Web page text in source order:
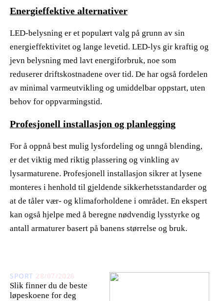
Energieffektive alternativer
LED-belysning er et populært valg på grunn av sin
energieffektivitet og lange levetid. LED-lys gir kraftig og
jevn belysning med lavt energiforbruk, noe som
reduserer driftskostnadene over tid. De har også fordelen
av minimal varmeutvikling og umiddelbar oppstart, uten
behov for oppvarmingstid.
Profesjonell installasjon og planlegging
For å oppnå best mulig lysfordeling og unngå blending,
er det viktig med riktig plassering og vinkling av
lysarmaturene. Profesjonell installasjon sikrer at lysene
monteres i henhold til gjeldende sikkerhetsstandarder og
at de tåler vær- og klimaforholdene i området. En ekspert
kan også hjelpe med å beregne nødvendig lysstyrke og
antall armaturer basert på banens størrelse og bruk.
SPORT 28/07/2026
Slik finner du de beste
løpeskoene for deg